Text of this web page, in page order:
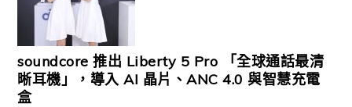
soundcore 推出 Liberty 5 Pro 「全球通話最清
晰耳機」，導入 AI 晶片、ANC 4.0 與智慧充電
盒